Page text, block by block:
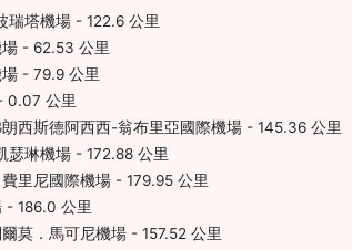
瑞塔機場 - 122.6 公里
- 62.53 公里
- 79.9 公里
0.07 公里
西斯德阿西西-翁布里亞國際機場 - 145.36 公里
瑟琳機場 - 172.88 公里
里尼國際機場 - 179.95 公里
- 186.0 公里
莫．馬可尼機場 - 157.52 公里